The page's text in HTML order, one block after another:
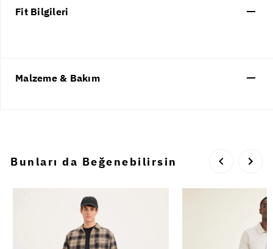
Fit Bilgileri
Malzeme & Bakım
Bunları da Beğenebilirsin